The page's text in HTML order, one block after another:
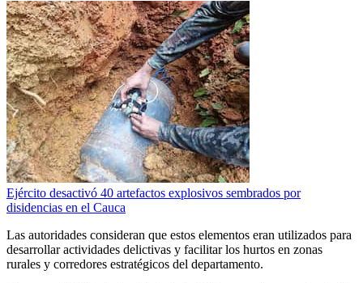
Ejército desactivó 40 artefactos explosivos sembrados por
disidencias en el Cauca
Las autoridades consideran que estos elementos eran utilizados para
desarrollar actividades delictivas y facilitar los hurtos en zonas
rurales y corredores estratégicos del departamento.